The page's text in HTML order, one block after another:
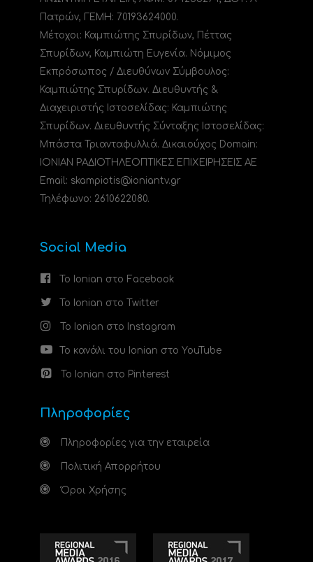
Πατρών, ΓΕΜΗ: 70193624000.
Μέτοχοι: Καμπιώτης Σπυρίδων, Πέττας
Σπυρίδων, Καμπιώτη Ευγενία. Νόμιμος
Εκπρόσωπος / Διευθύνων Σύμβουλος:
Καμπιώτης Σπυρίδων. Διευθυντής &
Διαχειριστής Ιστοσελίδας: Καμπιώτης
Σπυρίδων. Διευθυντής Σύνταξης Ιστοσελίδας:
Μπάστα Τριανταφυλλιά. Δικαιούχος Domain:
ΙΟΝΙΑΝ ΡΑΔΙΟΤΗΛΕΟΠΤΙΚΕΣ ΕΠΙΧΕΙΡΗΣΕΙΣ ΑΕ
Email: skampiotis@ioniantv.gr
Τηλέφωνο: 2610622080.
Social Media
Το Ionian στο Facebook
Το Ionian στο Twitter
Το Ionian στο Instagram
Το κανάλι του Ionian στο YouTube
Το Ionian στο Pinterest
Πληροφορίες
Πληροφορίες για την εταιρεία
Πολιτική Απορρήτου
Όροι Χρήσης